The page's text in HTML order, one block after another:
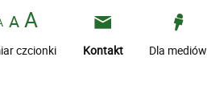
czcionki Kontakt Dla mediów